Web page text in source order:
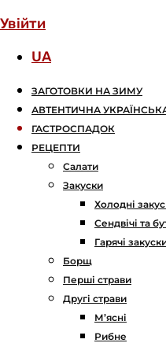
Увійти
UA
ЗАГОТОВКИ НА ЗИМУ
АВТЕНТИЧНА
ГАСТРОСПАДОК
РЕЦЕПТИ
Салати
Закуски
Холодні
Сендвічі та
Гарячі
Борщ
Перші страви
Другі страви
М’ясні
Рибне